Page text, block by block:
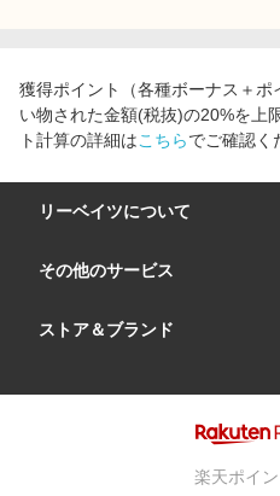
獲得ポイント（各種ボーナス＋
い物された金額(税抜)の20%を上
ト計算の詳細はこちらでご確認く
リーベイツについて
会社概要
サイトマップ
リーベイツ ポイントアシスト
その他のサービス
楽天市場
ストア＆ブランド
楽天ポイ